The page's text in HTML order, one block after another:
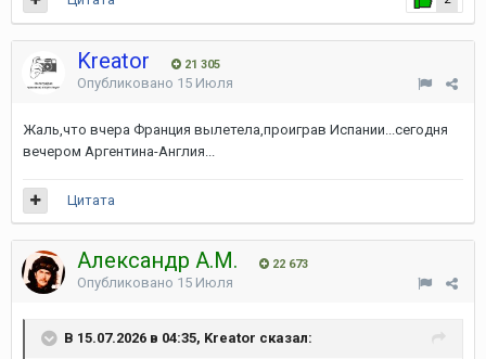
Kreator 21 305
Опубликовано 15 Июля
Жаль,что вчера Франция вылетела,проиграв Испании...сегодня
вечером Аргентина-Англия...
Цитата
Александр А.М. 22 673
Опубликовано 15 Июля
В 15.07.2026 в 04:35, Kreator сказал: